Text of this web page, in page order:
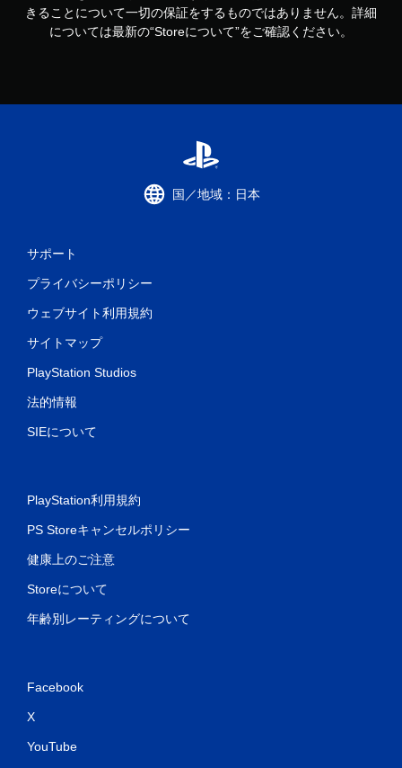
きることについて一切の保証をするものではありません。詳細
については最新の“Storeについて”をご確認ください。
国／地域：日本
サポート
プライバシーポリシー
ウェブサイト利用規約
サイトマップ
PlayStation Studios
法的情報
SIEについて
PlayStation利用規約
PS Storeキャンセルポリシー
健康上のご注意
Storeについて
年齢別レーティングについて
Facebook
X
YouTube